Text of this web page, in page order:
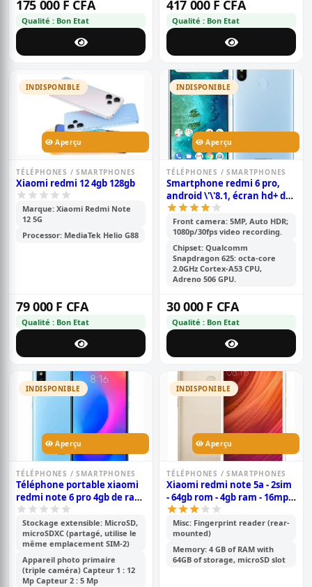
175 000 F CFA
Qualité : Bon Etat
417 000 F CFA
Qualité : Bon Etat
INDISPONIBLE
Aperçu
TÉLÉPHONES / SMARTPHONES
Xiaomi redmi 12 4gb 128gb
Marque: Xiaomi Redmi Note
12 5G
Processor: MediaTek Helio G88
79 000 F CFA
Qualité : Bon Etat
INDISPONIBLE
Aperçu
TÉLÉPHONES / SMARTPHONES
Smartphone redmi 6 pro,
android \'\'8.1, écran hd+ de
5,84 pouces, 64 go rom, 4go
ram, 12 mp double, batterie
de 4000mah
Front camera: 5MP, Auto HDR;
1080p/30fps video recording.
Chipset: Qualcomm
Snapdragon 625: octa-core
2.0GHz Cortex-A53 CPU,
Adreno 506 GPU.
30 000 F CFA
Qualité : Bon Etat
INDISPONIBLE
Aperçu
TÉLÉPHONES / SMARTPHONES
Téléphone portable xiaomi
redmi note 6 pro 4gb de ram
et 64gb de mémoire interne
Stockage extensible: MicroSD,
microSDXC (partagé, utilise le
même emplacement SIM-2)
Appareil photo primaire
(triple caméra) Capteur 1 : 12
Mp Capteur 2 : 5 Mp
INDISPONIBLE
Aperçu
TÉLÉPHONES / SMARTPHONES
Xiaomi redmi note 5a - 2sim
- 64gb rom - 4gb ram - 16mp -
android 7.1.2, - batterie de
3080 mah - télécommande
infrarouge volte version
mondiale - or
Misc: Fingerprint reader (rear-
mounted)
Memory: 4 GB of RAM with
64GB of storage, microSD slot